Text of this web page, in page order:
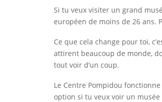
Si tu veux visiter un grand
européen de moins de 26 ans.
Ce que cela change pour toi,
attirent beaucoup de monde,
tout voir d’un coup.
Le Centre Pompidou
option si tu veux voir un